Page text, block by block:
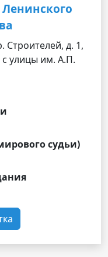
Строителей, д. 1,
улицы им. А.П.
судьи)